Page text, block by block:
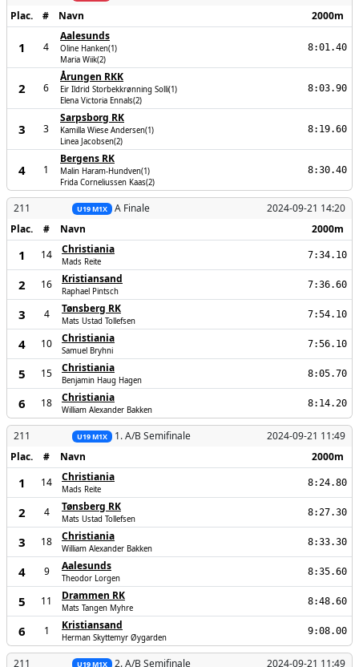
Plac.
# Navn 2000m
1 4
Aalesunds
Oline Hanken(1)
Maria Wiik(2)
8:01.40
2 6
Årungen RKK
Eir Ildrid Storbekkrønning Solli(1)
Elena Victoria Ennals(2)
8:03.90
3 3
Sarpsborg RK
Kamilla Wiese Andersen(1)
Linea Jacobsen(2)
8:19.60
4 1
Bergens RK
Malin Haram-Hundven(1)
Frida Corneliussen Kaas(2)
8:30.40
211 U19 M1X A Finale
2024-09-21 14:20
Plac.
# Navn 2000m
1 14 Christiania
Mads Reite
7:34.10
2 16 Kristiansand
Raphael Pintsch
7:36.60
3 4 Tønsberg RK
Mats Ustad Tollefsen
7:54.10
4 10 Christiania
Samuel Bryhni
7:56.10
5 15 Christiania
Benjamin Haug Hagen
8:05.70
6 18 Christiania
William Alexander Bakken
8:14.20
211 U19 M1X 1. A/B Semifinale
2024-09-21 11:49
Plac.
# Navn 2000m
1 14 Christiania
Mads Reite
8:24.80
2 4 Tønsberg RK
Mats Ustad Tollefsen
8:27.30
3 18 Christiania
William Alexander Bakken
8:33.30
4 9 Aalesunds
Theodor Lorgen
8:35.60
5 11 Drammen RK
Mats Tangen Myhre
8:48.60
6 1 Kristiansand
Herman Skyttemyr Øygarden
9:08.00
211 U19 M1X 2. A/B Semifinale 2024-09-21 11:49